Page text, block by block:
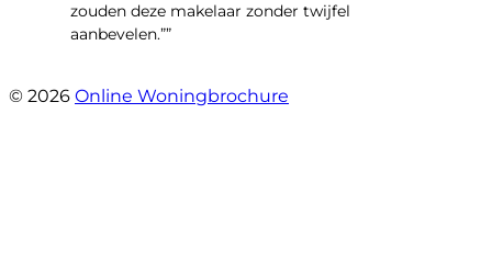
zouden deze makelaar zonder twijfel
aanbevelen.””
© 2026 Online Woningbrochure